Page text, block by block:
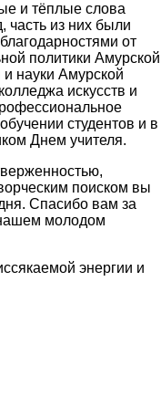
и тёплые слова
часть из них были
от
политики Амурской
науки Амурской
искусств и
студентов и в
Днем учителя.
поиском вы
Спасибо вам за
молодом
энергии и